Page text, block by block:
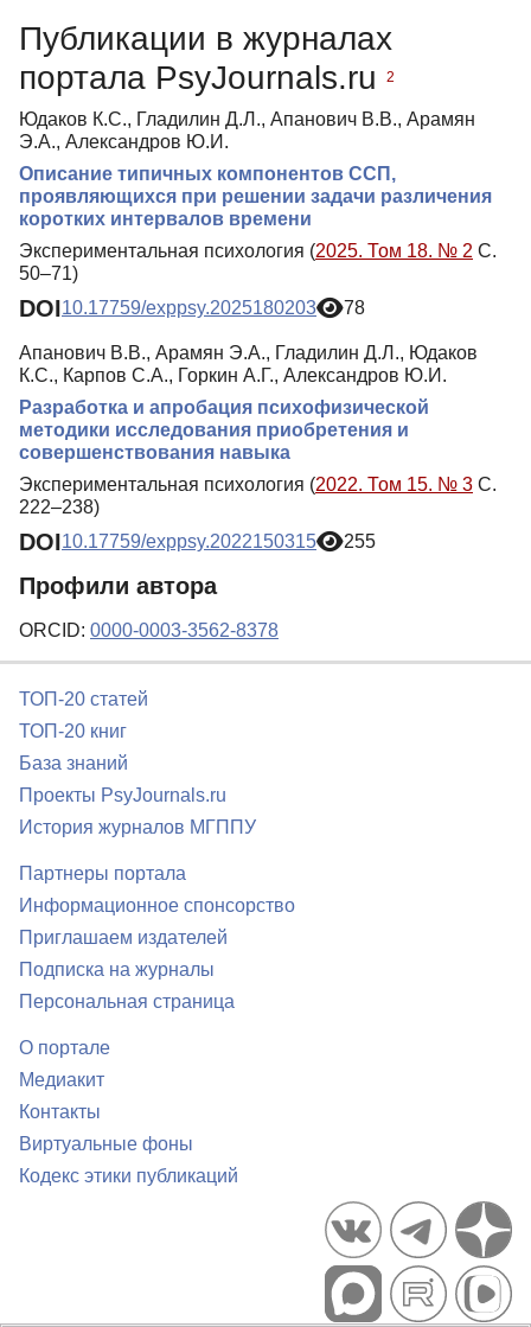
Публикации в журналах
портала PsyJournals.ru
2
Юдаков К.С., Гладилин Д.Л., Апанович В.В., Арамян
Э.А., Александров Ю.И.
Описание типичных компонентов ССП,
проявляющихся при решении задачи различения
коротких интервалов времени
Экспериментальная психология (2025. Том 18. № 2 С.
50–71)
DOI10.17759/exppsy.2025180203 78
Апанович В.В., Арамян Э.А., Гладилин Д.Л., Юдаков
К.С., Карпов С.А., Горкин А.Г., Александров Ю.И.
Разработка и апробация психофизической
методики исследования приобретения и
совершенствования навыка
Экспериментальная психология (2022. Том 15. № 3 С.
222–238)
DOI10.17759/exppsy.2022150315 255
Профили автора
ORCID: 0000-0003-3562-8378
ТОП-20 статей
ТОП-20 книг
База знаний
Проекты PsyJournals.ru
История журналов МГППУ
Партнеры портала
Информационное спонсорство
Приглашаем издателей
Подписка на журналы
Персональная страница
О портале
Медиакит
Контакты
Виртуальные фоны
Кодекс этики публикаций